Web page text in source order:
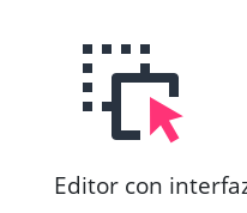
Editor con